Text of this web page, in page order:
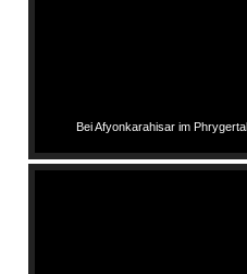
Bei Afyonkarahisar im Phrygertal